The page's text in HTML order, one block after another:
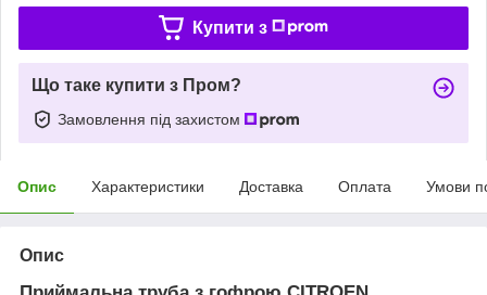
Купити з
Що таке купити з Пром?
Замовлення під захистом
Опис Характеристики Доставка Оплата Умови
Опис